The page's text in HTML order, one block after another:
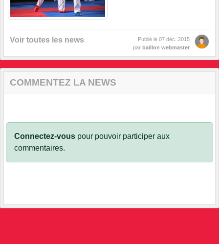
Voir toutes les news Publié le 07 déc. 2015
par baillon webmaster
COMMENTEZ LA NEWS
Connectez-vous pour pouvoir participer aux
commentaires.